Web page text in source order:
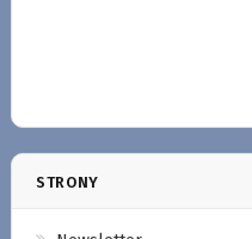
STRONY